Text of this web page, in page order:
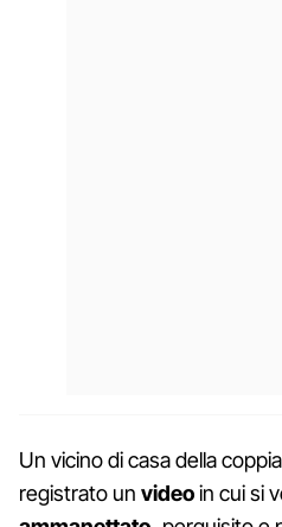
Un vicino di casa della
registrato un videoin cui si